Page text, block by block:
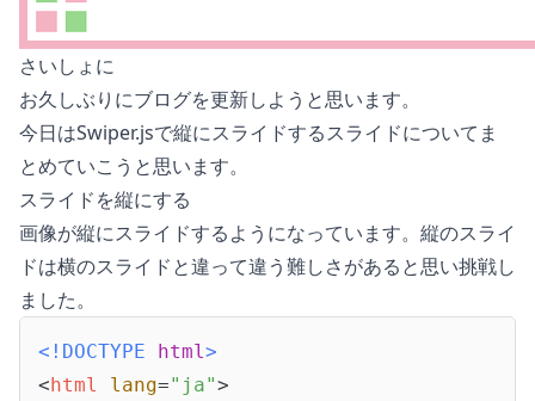
さいしょに
お久しぶりにブログを更新しようと思います。
今日はSwiper.jsで縦にスライドするスライドについてま
とめていこうと思います。
スライドを縦にする
画像が縦にスライドするようになっています。縦のスライ
ドは横のスライドと違って違う難しさがあると思い挑戦し
ました。
<!DOCTYPE html>
<html lang="ja">